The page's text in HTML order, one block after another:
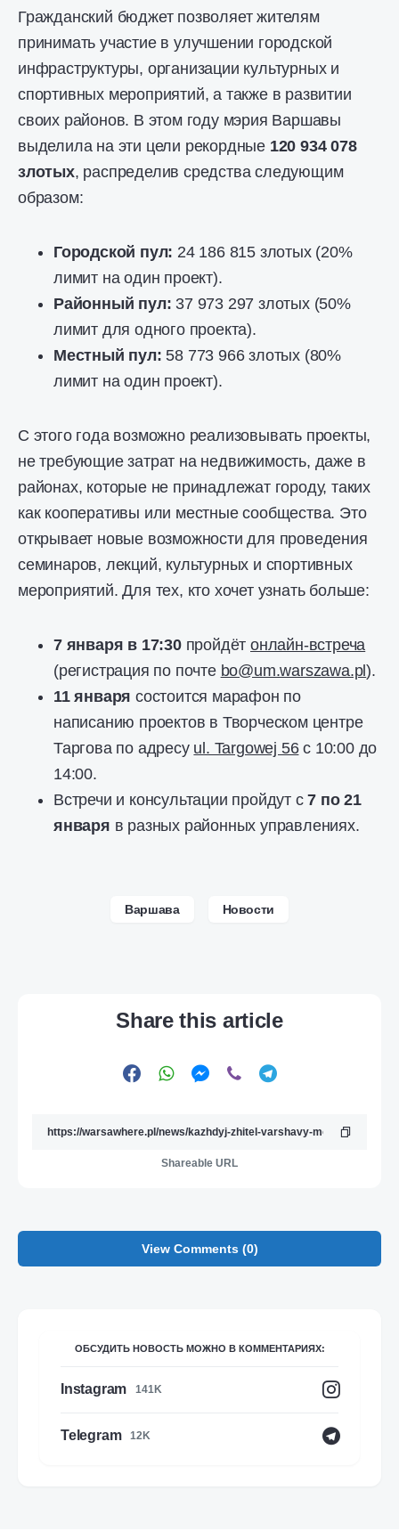
Гражданский бюджет позволяет жителям
принимать участие в улучшении городской
инфраструктуры, организации культурных и
спортивных мероприятий, а также в развитии
своих районов. В этом году мэрия Варшавы
выделила на эти цели рекордные 120 934 078
злотых, распределив средства следующим
образом:
Городской пул: 24 186 815 злотых (20%
лимит на один проект).
Районный пул: 37 973 297 злотых (50%
лимит для одного проекта).
Местный пул: 58 773 966 злотых (80%
лимит на один проект).
С этого года возможно реализовывать проекты,
не требующие затрат на недвижимость, даже в
районах, которые не принадлежат городу, таких
как кооперативы или местные сообщества. Это
открывает новые возможности для проведения
семинаров, лекций, культурных и спортивных
мероприятий. Для тех, кто хочет узнать больше:
7 января в 17:30пройдётонлайн-встреча
(регистрация по почте bo@um.warszawa.pl).
11 января состоится марафон по
написанию проектов в Творческом центре
Таргова по адресу ul. Targowej 56с 10:00 до
14:00.
Встречи и консультации пройдут с7 по 21
января в разных районных управлениях.
Варшава Новости
Share this article
Shareable URL
View Comments (0)
ОБСУДИТЬ НОВОСТЬ МОЖНО В КОММЕНТАРИЯХ:
Instagram 141K
Telegram 12K